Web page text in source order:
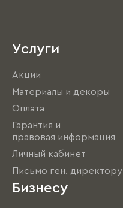
Услуги
Акции
Материалы и декоры
Оплата
Гарантия и
правовая информация
Личный кабинет
Письмо ген. директору
Бизнесу